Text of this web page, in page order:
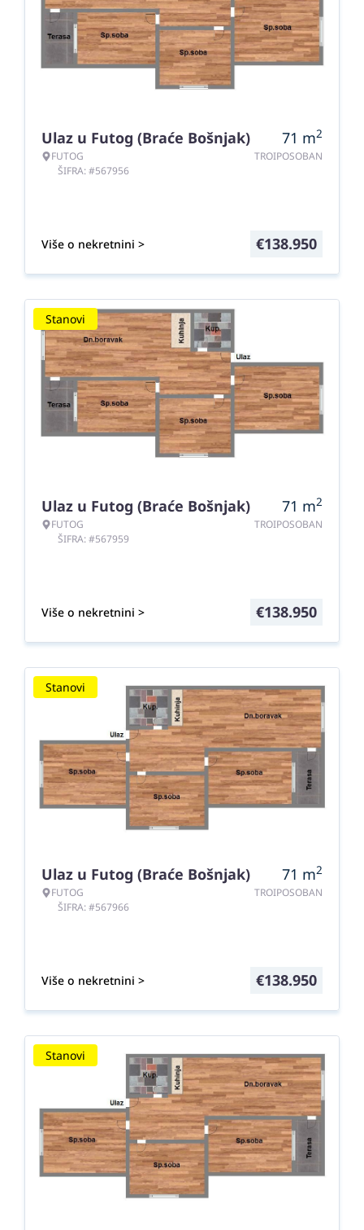
Ulaz u Futog (Braće Bošnjak)
FUTOG
ŠIFRA: #567956
71 m2
TROIPOSOBAN
Više o nekretnini > €138.950
Stanovi
Ulaz u Futog (Braće Bošnjak)
FUTOG
ŠIFRA: #567959
71 m2
TROIPOSOBAN
Više o nekretnini > €138.950
Stanovi
Ulaz u Futog (Braće Bošnjak)
FUTOG
ŠIFRA: #567966
71 m2
TROIPOSOBAN
Više o nekretnini > €138.950
Stanovi